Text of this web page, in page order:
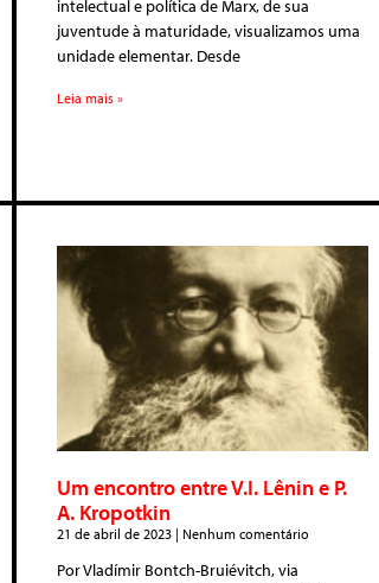
intelectual e política de Marx, de sua
juventude à maturidade, visualizamos uma
unidade elementar. Desde
Leia mais »
Um encontro entre V.I. Lênin e P.
A. Kropotkin
21 de abril de 2023 Nenhum comentário
Por Vladímir Bontch-Bruiévitch, via